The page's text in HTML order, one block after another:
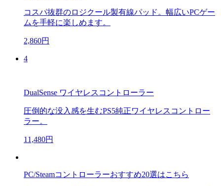
コスパ抜群のロジクール製有線パッド。幅広いPCゲー
ムを手軽に楽しめます。
2,860円
4
DualSense ワイヤレスコントローラー
圧倒的な没入感を生むPS5純正ワイヤレスコントロー
ラー。
11,480円
PC/Steamコントローラーおすすめ20選はこちら